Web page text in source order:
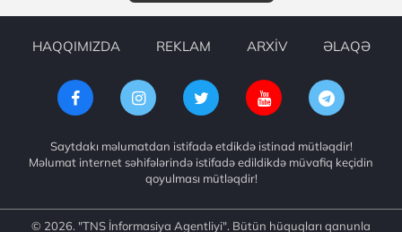
HAQQIMIZDA REKLAM ARXİV ƏLAQƏ
Saytdakı məlumatdan istifadə etdikdə istinad mütləqdir!
Məlumat internet səhifələrində istifadə edildikdə müvafiq keçidin
qoyulması mütləqdir!
© 2026. "TNS İnformasiya Agentliyi". Bütün hüquqları qanunla